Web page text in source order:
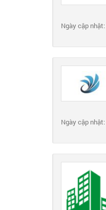
Ngày cập nhật:
Ngày cập nhật: